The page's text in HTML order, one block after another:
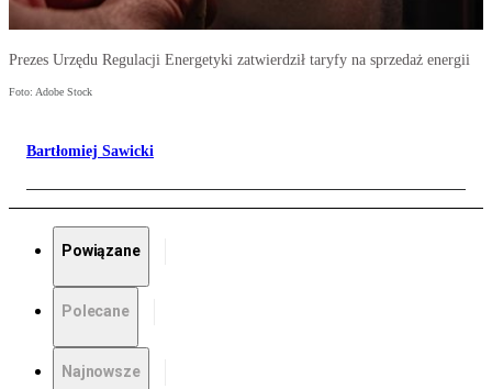
Prezes Urzędu Regulacji Energetyki zatwierdził taryfy na sprzedaż energii
Foto: Adobe Stock
Bartłomiej Sawicki
Powiązane
Polecane
Najnowsze